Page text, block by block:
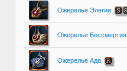
Ожерелье Элегии
Ожерелье Бессмертия
Ожерелье Ада